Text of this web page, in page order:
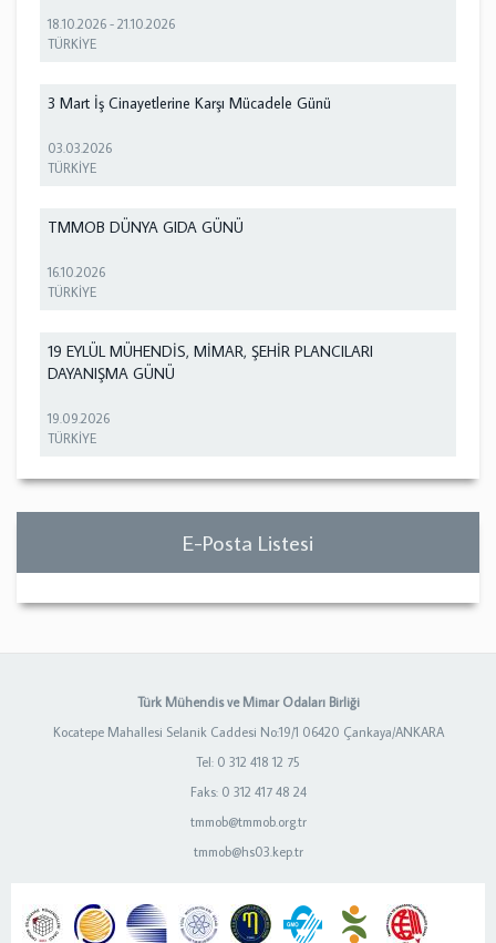
18.10.2026 -21.10.2026
TÜRKİYE
3 Mart İş Cinayetlerine Karşı Mücadele Günü
03.03.2026
TÜRKİYE
TMMOB DÜNYA GIDA GÜNÜ
16.10.2026
TÜRKİYE
19 EYLÜL MÜHENDİS, MİMAR, ŞEHİR PLANCILARI
DAYANIŞMA GÜNÜ
19.09.2026
TÜRKİYE
E-Posta Listesi
Türk Mühendis ve Mimar Odaları Birliği
Kocatepe Mahallesi Selanik Caddesi No:19/1 06420 Çankaya/ANKARA
Tel: 0 312 418 12 75
Faks: 0 312 417 48 24
tmmob@tmmob.org.tr
tmmob@hs03.kep.tr